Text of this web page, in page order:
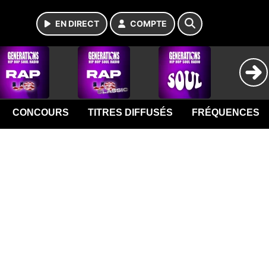
EN DIRECT COMPTE
CONCOURS TITRES DIFFUSÉS FRÉQUENCES